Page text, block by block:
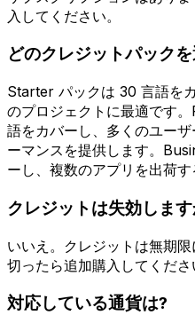
入してください。
どのクレジットパック
Starter パックは 30 言語を
のプロジェクトに最適です
語をカバーし、多くのユー
ーマンスを提供します。
ーし、複数のアプリを出荷す
クレジットは失効しま
いいえ。クレジットは無期
切ったら追加購入してくださ
対応している通貨は?